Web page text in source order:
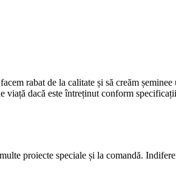
rabat de la calitate și să creăm
viață dacă este întreținut conform
proiecte speciale și la comandă.